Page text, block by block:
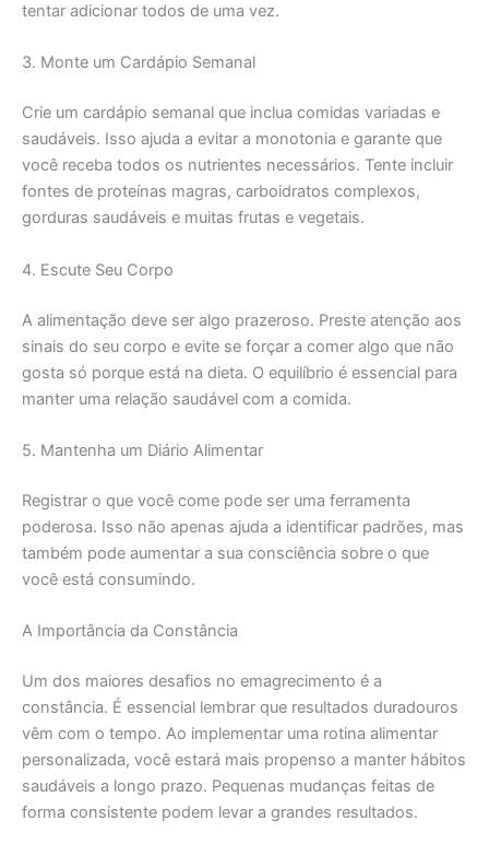
tentar adicionar todos de uma vez.
3. Monte um Cardápio Semanal
Crie um cardápio semanal que inclua comidas variadas e
saudáveis. Isso ajuda a evitar a monotonia e garante que
você receba todos os nutrientes necessários. Tente incluir
fontes de proteínas magras, carboidratos complexos,
gorduras saudáveis e muitas frutas e vegetais.
4. Escute Seu Corpo
A alimentação deve ser algo prazeroso. Preste atenção aos
sinais do seu corpo e evite se forçar a comer algo que não
gosta só porque está na dieta. O equilíbrio é essencial para
manter uma relação saudável com a comida.
5. Mantenha um Diário Alimentar
Registrar o que você come pode ser uma ferramenta
poderosa. Isso não apenas ajuda a identificar padrões, mas
também pode aumentar a sua consciência sobre o que
você está consumindo.
A Importância da Constância
Um dos maiores desafios no emagrecimento é a
constância. É essencial lembrar que resultados duradouros
vêm com o tempo. Ao implementar uma rotina alimentar
personalizada, você estará mais propenso a manter hábitos
saudáveis a longo prazo. Pequenas mudanças feitas de
forma consistente podem levar a grandes resultados.